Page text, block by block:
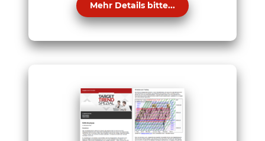
Mehr Details bitte...